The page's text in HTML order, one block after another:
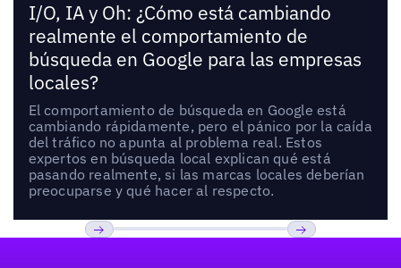
I/O, IA y Oh: ¿Cómo está cambiando
realmente el comportamiento de
búsqueda en Google para las empresas
locales?
El comportamiento de búsqueda en Google está
cambiando rápidamente, pero el pánico por la caída
del tráfico no apunta al problema real. Estos
expertos en búsqueda local explican qué está
pasando realmente, si las marcas locales deberían
preocuparse y qué hacer al respecto.